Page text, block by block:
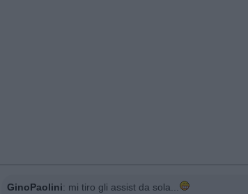
GinoPaolini: mi tiro gli assist da sola...